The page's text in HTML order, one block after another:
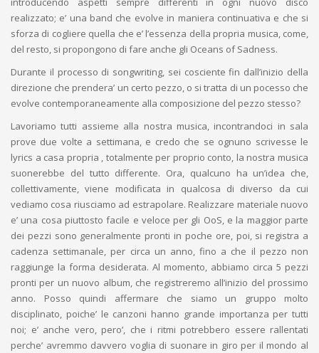
realizzato; e’ una band che evolve in maniera continuativa e che si
sforza di cogliere quella che e’ l’essenza della propria musica, come,
del resto, si propongono di fare anche gli Oceans of Sadness.
Durante il processo di songwriting, sei cosciente fin dall’inizio della
direzione che prendera’ un certo pezzo, o si tratta di un pocesso che
evolve contemporaneamente alla composizione del pezzo stesso?
Lavoriamo tutti assieme alla nostra musica, incontrandoci in sala
prove due volte a settimana, e credo che se ognuno scrivesse le
lyrics a casa propria , totalmente per proprio conto, la nostra musica
suonerebbe del tutto differente. Ora, qualcuno ha un’idea che,
collettivamente, viene modificata in qualcosa di diverso da cui
vediamo cosa riusciamo ad estrapolare. Realizzare materiale nuovo
e’ una cosa piuttosto facile e veloce per gli OoS, e la maggior parte
dei pezzi sono generalmente pronti in poche ore, poi, si registra a
cadenza settimanale, per circa un anno, fino a che il pezzo non
raggiunge la forma desiderata. Al momento, abbiamo circa 5 pezzi
pronti per un nuovo album, che registreremo all’inizio del prossimo
anno. Posso quindi affermare che siamo un gruppo molto
disciplinato, poiche’ le canzoni hanno grande importanza per tutti
noi; e’ anche vero, pero’, che i ritmi potrebbero essere rallentati
perche’ avremmo davvero voglia di suonare in giro per il mondo al